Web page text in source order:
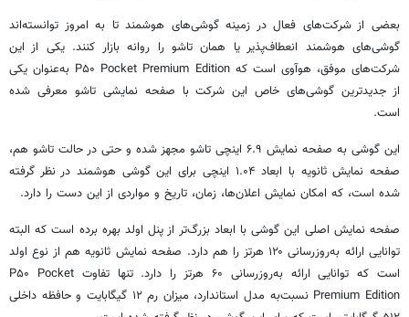
بعضی از شرکت‌های فعال در زمینه گوشی‌های هوشمند تا به امروز توانسته‌اند
گوشی‌های هوشمند انعطاف‌پذیر یا همان تاشو را روانه بازار کنند. یکی از این
شرکت‌های موفق، هوآوی است که P۵۰ Pocket Premium Edition به‌عنوان یکی
از جدیدترین گوشی‌های خاص این شرکت با صفحه نمایشی تاشو معرفی شده
است.
این گوشی به صفحه نمایش ۶.۹ اینچی تاشو مجهز شده و حتی در حالت تاشو هم،
صفحه نمایش ثانویه با ابعاد ۱.۰۴ اینچی برای این گوشی هوشمند در نظر گرفته
شده است، که امکان نمایش اعلان‌ها، زمان، تاریخ و مواردی از این دست را دارد.
صفحه نمایش اصلی این گوشی با ابعاد بزرگ‌تر از پنل اولد بهره برده است که البته
توانایی ارائه به‌روزرسانی ۱۲۰ هرتز را هم دارد. صفحه نمایش ثانویه هم از نوع اولد
است که توانایی ارائه به‌روزرسانی ۶۰ هرتز را دارد. تنها تفاوت P۵۰ Pocket
Premium Edition نسبت‌به مدل استاندارد، میزان رم ۱۲ گیگابایت و حافظه داخلی